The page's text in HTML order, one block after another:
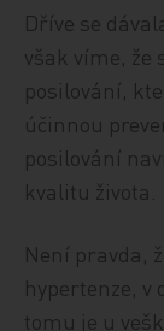
Dříve se
však víme, že
posilování,
účinnou
posilování
kvalitu života.
Není pravda,
hypertenze, v
tomu je u